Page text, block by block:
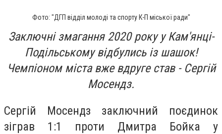
Фото: "ДГП відділ молоді та спорту К-П міської ради"
Заключні змагання 2020 року у Кам'янці-
Подільському відбулись із шашок!
Чемпіоном міста вже вдруге став - Сергій
Мосендз.
Сергій Мосендз заключний поєдинок
зіграв 1:1 проти Дмитра Бойка у